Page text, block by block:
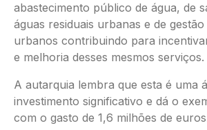
abastecimento público de água, de
águas residuais urbanas e de
urbanos contribuindo para
e melhoria desses mesmos serviços.
A autarquia lembra que esta é uma
investimento significativo e dá o
com o gasto de 1,6 milhões de